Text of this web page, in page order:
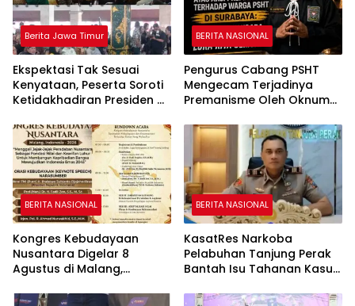
Berita Jawa Timur
Ekspektasi Tak Sesuai
Kenyataan, Peserta Soroti
Ketidakhadiran Presiden di
Nusantara
BERITA NASIONAL
Pengurus Cabang PSHT
Mengecam Terjadinya
Premanisme Oleh Oknum
BERITA NASIONAL
Kongres Kebudayaan
Nusantara Digelar 8
Agustus di Malang,
Hadir
BERITA NASIONAL
KasatRes Narkoba
Pelabuhan Tanjung Perak
Bantah Isu Tahanan Kasus